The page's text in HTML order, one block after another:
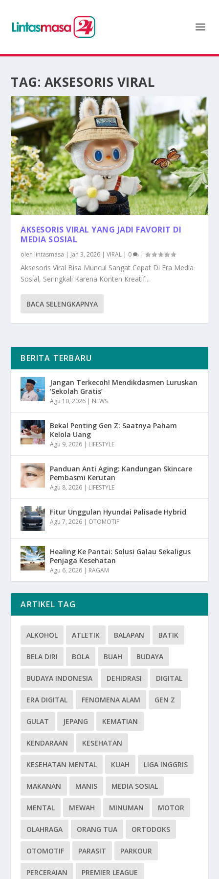
TAG: AKSESORIS VIRAL
AKSESORIS VIRAL YANG JADI FAVORIT DI
MEDIA SOSIAL
oleh lintasmasa | Jan 3, 2026 |VIRAL | 0 |
Aksesoris Viral Bisa Muncul Sangat Cepat Di Era Media
Sosial, Seringkali Karena Konten Kreatif...
BACA SELENGKAPNYA
BERITA TERBARU
Jangan Terkecoh! Mendikdasmen Luruskan
‘Sekolah Gratis’
Agu 10, 2026 | NEWS
Bekal Penting Gen Z: Saatnya Paham
Kelola Uang
Agu 9, 2026 | LIFESTYLE
Panduan Anti Aging: Kandungan Skincare
Pembasmi Kerutan
Agu 8, 2026 | LIFESTYLE
Fitur Unggulan Hyundai Palisade Hybrid
Agu 7, 2026 | OTOMOTIF
Healing Ke Pantai: Solusi Galau Sekaligus
Penjaga Kesehatan
Agu 6, 2026 | RAGAM
ARTIKEL TAG
ALKOHOL ATLETIK BALAPAN BATIK
BELA DIRI BOLA BUAH BUDAYA
BUDAYA INDONESIA DEHIDRASI DIGITAL
ERA DIGITAL FENOMENA ALAM GEN Z
GULAT JEPANG KEMATIAN
KENDARAAN KESEHATAN
KESEHATAN MENTAL KUAH LIGA INGGRIS
MAKANAN MANIS MEDIA SOSIAL
MENTAL MEWAH MINUMAN MOTOR
OLAHRAGA ORANG TUA ORTODOKS
OTOMOTIF PARASIT PARKOUR
PERCERAIAN PREMIER LEAGUE